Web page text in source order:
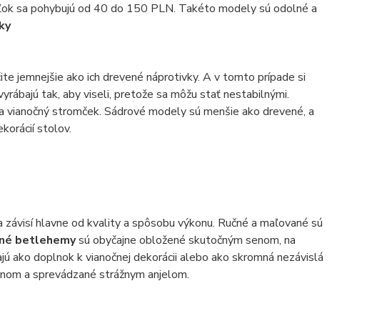
sa pohybujú od 40 do 150 PLN. Takéto modely sú odolné a
jemnejšie ako ich drevené náprotivky. A v tomto prípade si
tak, aby viseli, pretože sa môžu stať nestabilnými.
stromček. Sádrové modely sú menšie ako drevené, a
stolov.
hlavne od kvality a spôsobu výkonu. Ručné a maľované sú
betlehemysú obyčajne obložené skutočným senom, na
ako doplnok k vianočnej dekorácii alebo ako skromná nezávislá
a sprevádzané strážnym anjelom.